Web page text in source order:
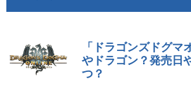
「ドラゴンズドグマ
やドラゴン？発売日
つ？